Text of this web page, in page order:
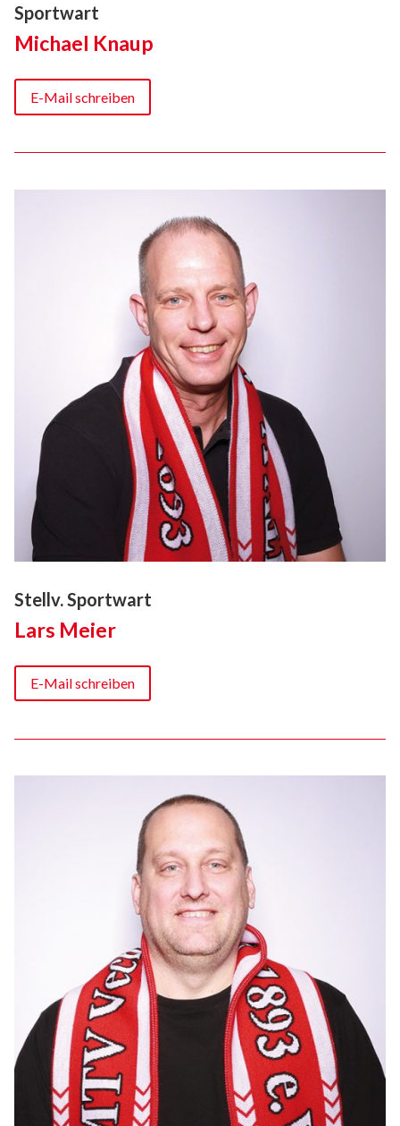
Sportwart
Michael Knaup
E-Mail schreiben
Stellv. Sportwart
Lars Meier
E-Mail schreiben